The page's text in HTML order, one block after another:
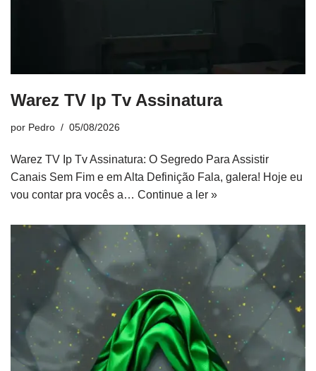
Warez TV Ip Tv Assinatura
por Pedro 05/08/2026
Warez TV Ip Tv Assinatura: O Segredo Para Assistir
Canais Sem Fim e em Alta Definição Fala, galera! Hoje eu
vou contar pra vocês a… Continue a ler »